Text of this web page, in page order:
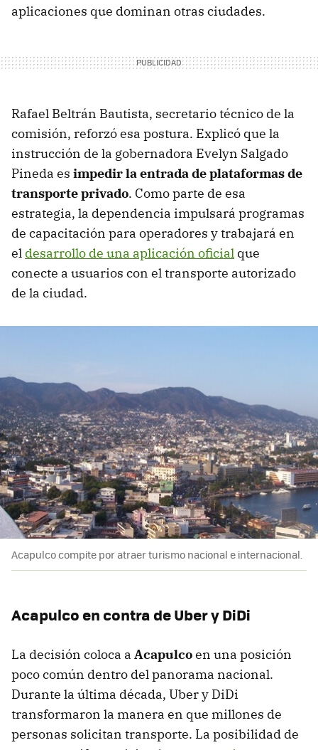
aplicaciones que dominan otras ciudades.
Rafael Beltrán Bautista, secretario técnico de la
comisión, reforzó esa postura. Explicó que la
instrucción de la gobernadora Evelyn Salgado
Pineda es impedir la entrada de plataformas de
transporte privado. Como parte de esa
estrategia, la dependencia impulsará programas
de capacitación para operadores y trabajará en
el desarrollo de una aplicación oficial que
conecte a usuarios con el transporte autorizado
de la ciudad.
Acapulco compite por atraer turismo nacional e internacional.
Acapulco en contra de Uber y DiDi
La decisión coloca a Acapulcoen una posición
poco común dentro del panorama nacional.
Durante la última década, Uber y DiDi
transformaron la manera en que millones de
personas solicitan transporte. La posibilidad de